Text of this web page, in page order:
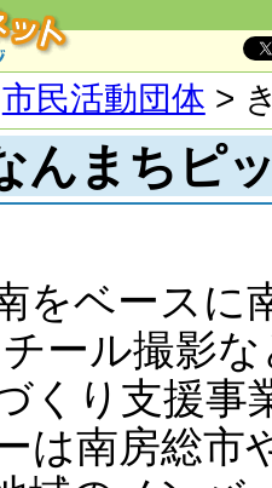
市民活動団体 >
んまちピ
をベースに
ール撮影
くり支援事
は南房総市